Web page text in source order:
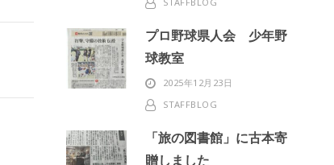
プロ野球県人会 少年野
球教室
2025年12月23日
STAFFBLOG
「旅の図書館」に古本寄
贈しました